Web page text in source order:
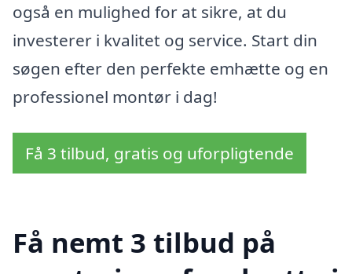
også en mulighed for at sikre, at du
investerer i kvalitet og service. Start din
søgen efter den perfekte emhætte og en
professionel montør i dag!
Få 3 tilbud, gratis og uforpligtende
Få nemt 3 tilbud på